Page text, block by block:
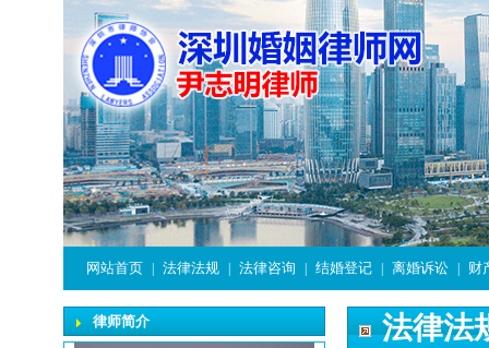
网站首页 法律法规 法律咨询 结婚登记 离婚诉讼 财
律师简介 法律法